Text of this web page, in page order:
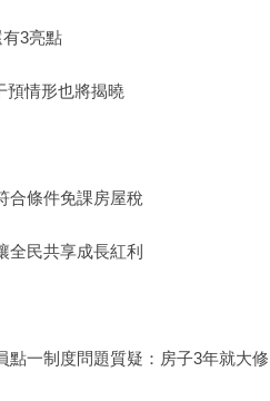
3亮點
預情形也將揭曉
合條件免課房屋稅
全民共享成長紅利
點一制度問題質疑：房子3年就大